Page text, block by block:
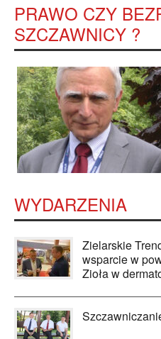
PRAWO CZY
SZCZAWNICY ?
WYDARZENIA
Zielarskie
wsparcie w
Zioła w